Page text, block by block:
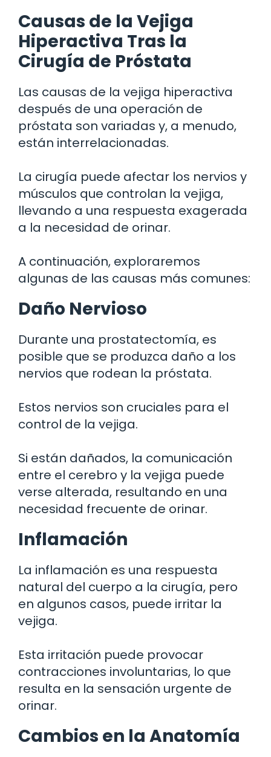
Causas de la Vejiga
Hiperactiva Tras la
Cirugía de Próstata
Las causas de la vejiga hiperactiva
después de una operación de
próstata son variadas y, a menudo,
están interrelacionadas.
La cirugía puede afectar los nervios y
músculos que controlan la vejiga,
llevando a una respuesta exagerada
a la necesidad de orinar.
A continuación, exploraremos
algunas de las causas más comunes:
Daño Nervioso
Durante una prostatectomía, es
posible que se produzca daño a los
nervios que rodean la próstata.
Estos nervios son cruciales para el
control de la vejiga.
Si están dañados, la comunicación
entre el cerebro y la vejiga puede
verse alterada, resultando en una
necesidad frecuente de orinar.
Inflamación
La inflamación es una respuesta
natural del cuerpo a la cirugía, pero
en algunos casos, puede irritar la
vejiga.
Esta irritación puede provocar
contracciones involuntarias, lo que
resulta en la sensación urgente de
orinar.
Cambios en la Anatomía